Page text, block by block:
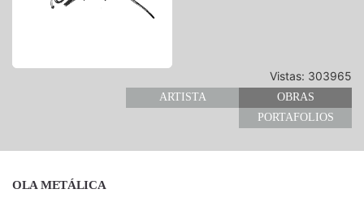
Vistas: 303965
ARTISTA
OBRAS
PORTAFOLIOS
OLA METÁLICA